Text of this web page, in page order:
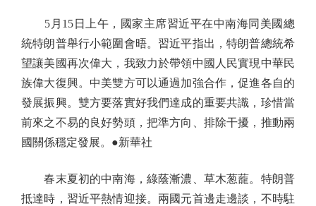
5月15日上午，國家主席習近平在中南海同美國總
統特朗普舉行小範圍會晤。習近平指出，特朗普總統希
望讓美國再次偉大，我致力於帶領中國人民實現中華民
族偉大復興。中美雙方可以通過加強合作，促進各自的
發展振興。雙方要落實好我們達成的重要共識，珍惜當
前來之不易的良好勢頭，把準方向、排除干擾，推動兩
國關係穩定發展。●新華社
春末夏初的中南海，綠蔭漸濃、草木葱蘢。特朗普
抵達時，習近平熱情迎接。兩國元首邊走邊談，不時駐